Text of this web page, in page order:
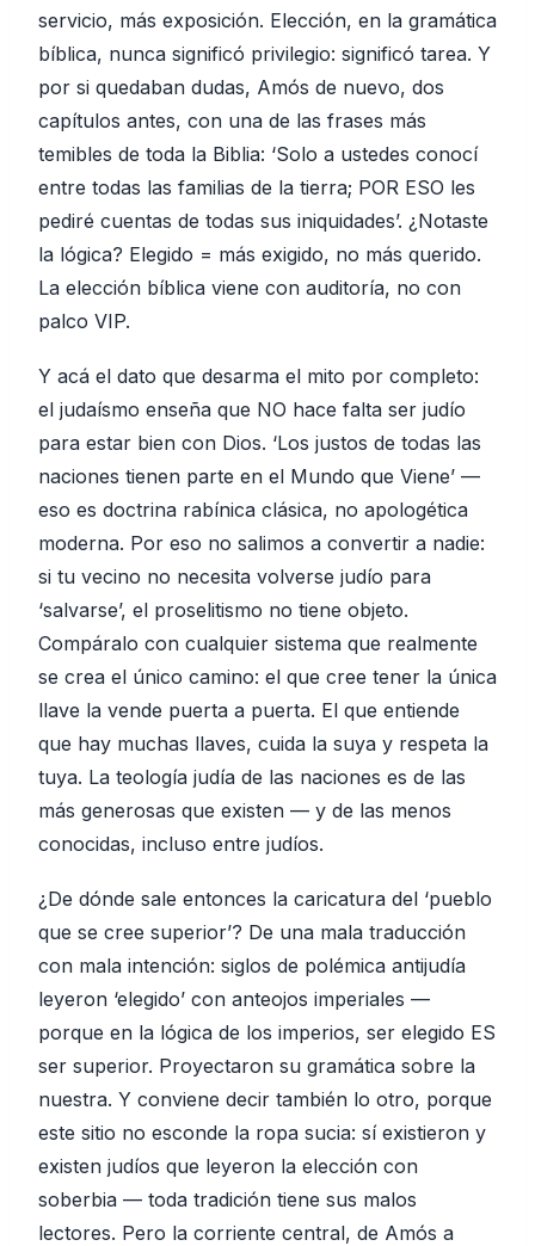
servicio, más exposición. Elección, en la gramática
bíblica, nunca significó privilegio: significó tarea. Y
por si quedaban dudas, Amós de nuevo, dos
capítulos antes, con una de las frases más
temibles de toda la Biblia: ‘Solo a ustedes conocí
entre todas las familias de la tierra; POR ESO les
pediré cuentas de todas sus iniquidades’. ¿Notaste
la lógica? Elegido = más exigido, no más querido.
La elección bíblica viene con auditoría, no con
palco VIP.
Y acá el dato que desarma el mito por completo:
el judaísmo enseña que NO hace falta ser judío
para estar bien con Dios. ‘Los justos de todas las
naciones tienen parte en el Mundo que Viene’ —
eso es doctrina rabínica clásica, no apologética
moderna. Por eso no salimos a convertir a nadie:
si tu vecino no necesita volverse judío para
‘salvarse’, el proselitismo no tiene objeto.
Compáralo con cualquier sistema que realmente
se crea el único camino: el que cree tener la única
llave la vende puerta a puerta. El que entiende
que hay muchas llaves, cuida la suya y respeta la
tuya. La teología judía de las naciones es de las
más generosas que existen — y de las menos
conocidas, incluso entre judíos.
¿De dónde sale entonces la caricatura del ‘pueblo
que se cree superior’? De una mala traducción
con mala intención: siglos de polémica antijudía
leyeron ‘elegido’ con anteojos imperiales —
porque en la lógica de los imperios, ser elegido ES
ser superior. Proyectaron su gramática sobre la
nuestra. Y conviene decir también lo otro, porque
este sitio no esconde la ropa sucia: sí existieron y
existen judíos que leyeron la elección con
soberbia — toda tradición tiene sus malos
lectores. Pero la corriente central, de Amós a